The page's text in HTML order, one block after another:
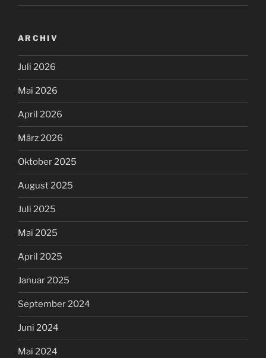
ARCHIV
Juli 2026
Mai 2026
April 2026
März 2026
Oktober 2025
August 2025
Juli 2025
Mai 2025
April 2025
Januar 2025
September 2024
Juni 2024
Mai 2024